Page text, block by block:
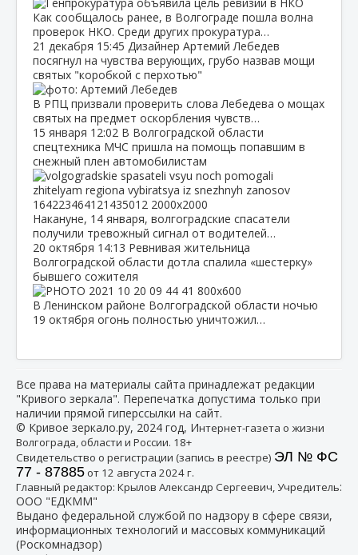
Как сообщалось ранее, в Волгограде пошла волна
проверок НКО. Среди других прокуратура…
21 декабря 15:45 Дизайнер Артемий Лебедев
посягнул на чувства верующих, грубо назвав мощи
святых "коробкой с перхотью"
В РПЦ призвали проверить слова Лебедева о мощах
святых на предмет оскорбления чувств…
15 января 12:02 В Волгоградской области
спецтехника МЧС пришла на помощь попавшим в
снежный плен автомобилистам
Накануне, 14 января, волгоградские спасатели
получили тревожный сигнал от водителей…
20 октября 14:13 Ревнивая жительница
Волгоградской области дотла спалила «шестерку»
бывшего сожителя
В Ленинском районе Волгоградской области ночью
19 октября огонь полностью уничтожил…
Все права на материалы сайта принадлежат редакции
"Кривого зеркала". Перепечатка допустима только при
наличии прямой гиперссылки на сайт.
© Кривое зеркало.ру, 2024 год, Интернет-газета о жизни
Волгограда, области и России. 18+
Свидетельство о регистрации (запись в реестре) ЭЛ № ФС
77 - 87885от 12 августа 2024 г.
Главный редактор: Крылов Александр Сергеевич, Учредитель:
ООО "ЕДКММ"
Выдано федеральной службой по надзору в сфере связи,
информационных технологий и массовых коммуникаций
(Роскомнадзор)